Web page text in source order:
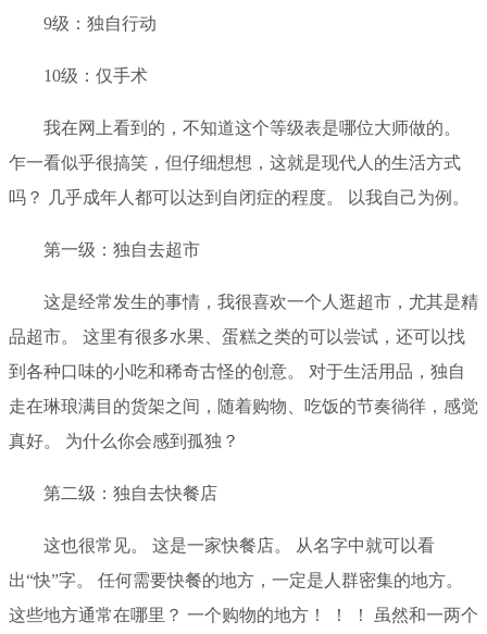
9级：独自行动
10级：仅手术
我在网上看到的，不知道这个等级表是哪位大师做的。
乍一看似乎很搞笑，但仔细想想，这就是现代人的生活方式
吗？ 几乎成年人都可以达到自闭症的程度。 以我自己为例。
第一级：独自去超市
这是经常发生的事情，我很喜欢一个人逛超市，尤其是精
品超市。 这里有很多水果、蛋糕之类的可以尝试，还可以找
到各种口味的小吃和稀奇古怪的创意。 对于生活用品，独自
走在琳琅满目的货架之间，随着购物、吃饭的节奏徜徉，感觉
真好。 为什么你会感到孤独？
第二级：独自去快餐店
这也很常见。 这是一家快餐店。 从名字中就可以看
出“快”字。 任何需要快餐的地方，一定是人群密集的地方。
这些地方通常在哪里？ 一个购物的地方！ ！ ！ 虽然和一两个